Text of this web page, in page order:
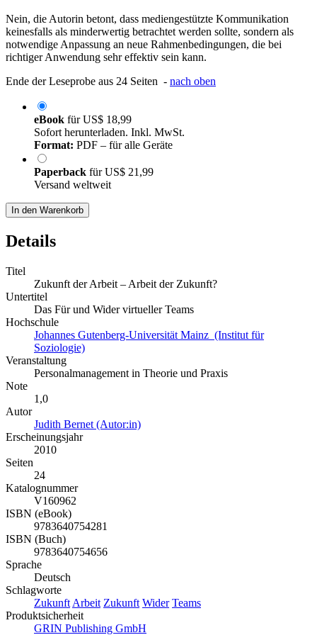
Nein, die Autorin betont, dass mediengestützte Kommunikation
keinesfalls als minderwertig betrachtet werden sollte, sondern als
notwendige Anpassung an neue Rahmenbedingungen, die bei
richtiger Anwendung sehr effektiv sein kann.
Ende der Leseprobe aus 24 Seiten - nach oben
eBook fürUS$ 18,99
Sofort herunterladen. Inkl. MwSt.
Format: PDF – für alle Geräte
Paperback fürUS$ 21,99
Versand weltweit
In den Warenkorb
Details
Titel
Zukunft der Arbeit – Arbeit der Zukunft?
Untertitel
Das Für und Wider virtueller Teams
Hochschule
Johannes Gutenberg-Universität Mainz (Institut für
Soziologie)
Veranstaltung
Personalmanagement in Theorie und Praxis
Note
1,0
Autor
Judith Bernet (Autor:in)
Erscheinungsjahr
2010
Seiten
24
Katalognummer
V160962
ISBN (eBook)
9783640754281
ISBN (Buch)
9783640754656
Sprache
Deutsch
Schlagworte
Zukunft Arbeit Zukunft Wider Teams
Produktsicherheit
GRIN Publishing GmbH